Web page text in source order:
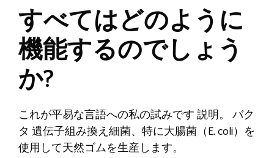
すべてはどのように
機能するのでしょう
か?
これが平易な言語への私の試みです説明。 バク
タ 遺伝子組み換え細菌、特に大腸菌（E. coli）を
使用して天然ゴムを生産します。